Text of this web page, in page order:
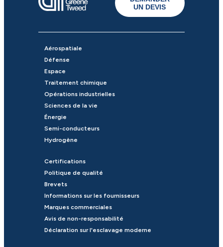
UN DEVIS
Aérospatiale
Défense
Espace
Traitement chimique
Opérations industrielles
Sciences de la vie
Énergie
Semi-conducteurs
Hydrogène
Certifications
Politique de qualité
Brevets
Informations sur les fournisseurs
Marques commerciales
Avis de non-responsabilité
Déclaration sur l'esclavage moderne